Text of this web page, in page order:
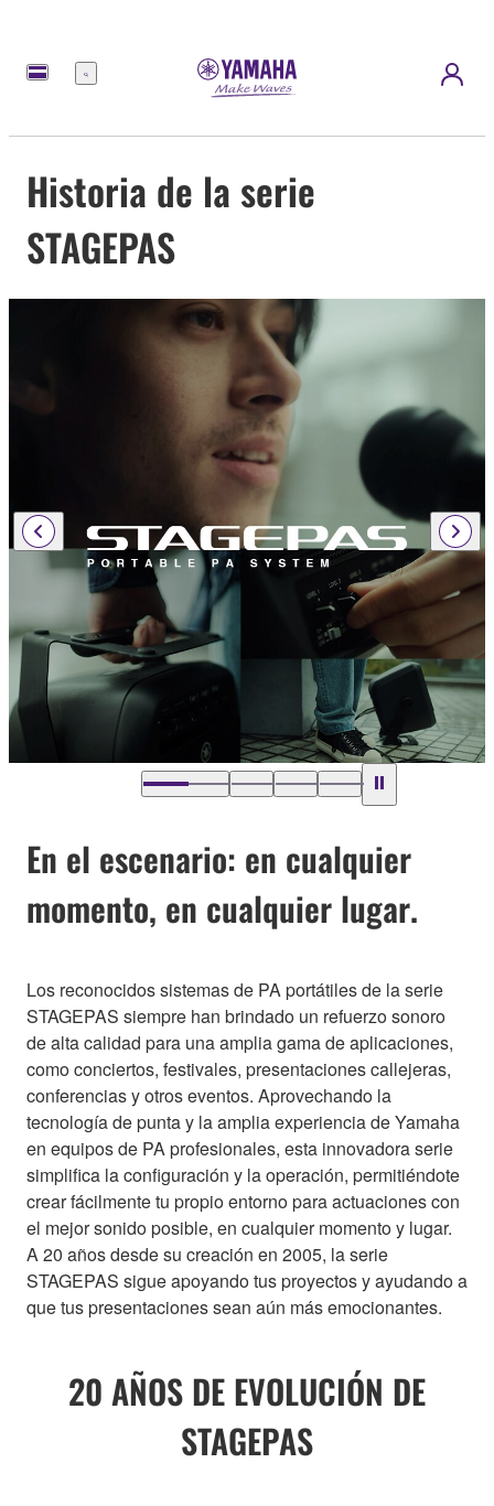
Menú
Historia de la serie
STAGEPAS
En el escenario: en cualquier
momento, en cualquier lugar.
Los reconocidos sistemas de PA portátiles de la serie
STAGEPAS siempre han brindado un refuerzo sonoro
de alta calidad para una amplia gama de aplicaciones,
como conciertos, festivales, presentaciones callejeras,
conferencias y otros eventos. Aprovechando la
tecnología de punta y la amplia experiencia de Yamaha
en equipos de PA profesionales, esta innovadora serie
simplifica la configuración y la operación, permitiéndote
crear fácilmente tu propio entorno para actuaciones con
el mejor sonido posible, en cualquier momento y lugar.
A 20 años desde su creación en 2005, la serie
STAGEPAS sigue apoyando tus proyectos y ayudando a
que tus presentaciones sean aún más emocionantes.
20 AÑOS DE EVOLUCIÓN DE
STAGEPAS